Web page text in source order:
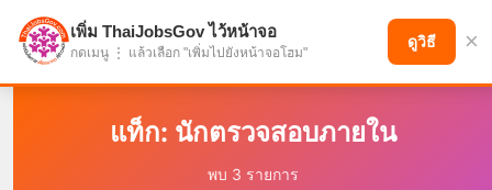
แบ่งปันโอกาส เพื่ออนาคตที่ก้าวหน้า
แท็ก: นักตรวจสอบภายใน
พบ 3 รายการ
เพิ่ม ThaiJobsGov ไว้หน้าจอ
กดเมนู ⋮ แล้วเลือก "เพิ่มไปยังหน้าจอโฮม"
ดูวิธี ×